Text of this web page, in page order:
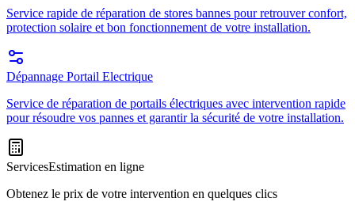
Service rapide de réparation de stores bannes pour retrouver confort,
protection solaire et bon fonctionnement de votre installation.
Dépannage Portail Electrique
Service de réparation de portails électriques avec intervention rapide
pour résoudre vos pannes et garantir la sécurité de votre installation.
ServicesEstimation en ligne
Obtenez le prix de votre intervention en quelques clics